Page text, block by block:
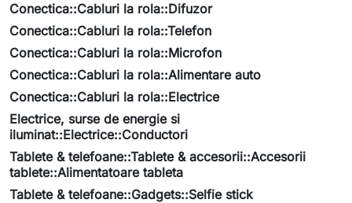
Conectica::Cabluri la rola::Difuzor
Conectica::Cabluri la rola::Telefon
Conectica::Cabluri la rola::Microfon
Conectica::Cabluri la rola::Alimentare auto
Conectica::Cabluri la rola::Electrice
Electrice, surse de energie si
iluminat::Electrice::Conductori
Tablete & telefoane::Tablete & accesorii::Accesorii
tablete::Alimentatoare tableta
Tablete & telefoane::Gadgets::Selfie stick